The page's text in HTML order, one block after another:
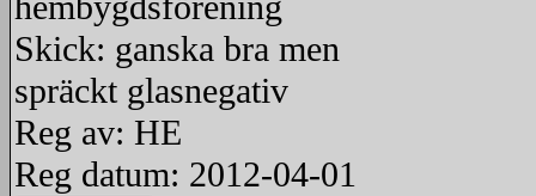
Skick: ganska bra men
spräckt glasnegativ
Reg av: HE
Reg datum: 2012-04-01